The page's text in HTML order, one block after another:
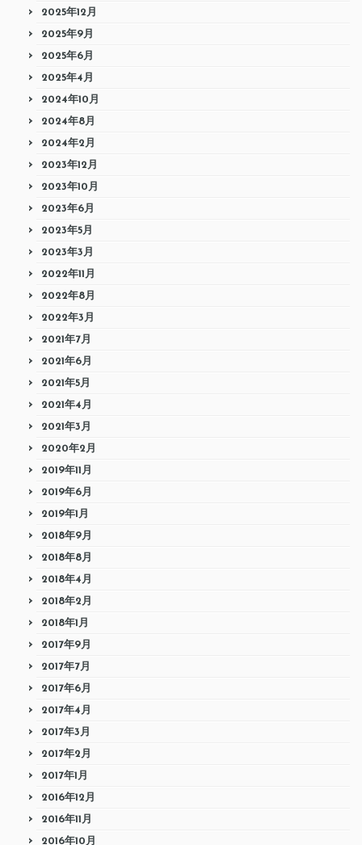
2025年12月
2025年9月
2025年6月
2025年4月
2024年10月
2024年8月
2024年2月
2023年12月
2023年10月
2023年6月
2023年5月
2023年3月
2022年11月
2022年8月
2022年3月
2021年7月
2021年6月
2021年5月
2021年4月
2021年3月
2020年2月
2019年11月
2019年6月
2019年1月
2018年9月
2018年8月
2018年4月
2018年2月
2018年1月
2017年9月
2017年7月
2017年6月
2017年4月
2017年3月
2017年2月
2017年1月
2016年12月
2016年11月
2016年10月